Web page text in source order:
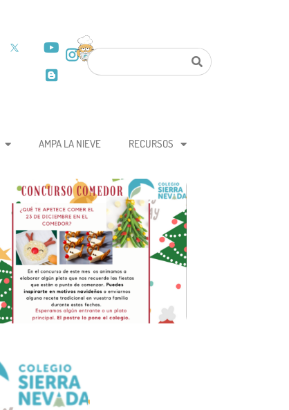
AMPA LA NIEVE RECURSOS